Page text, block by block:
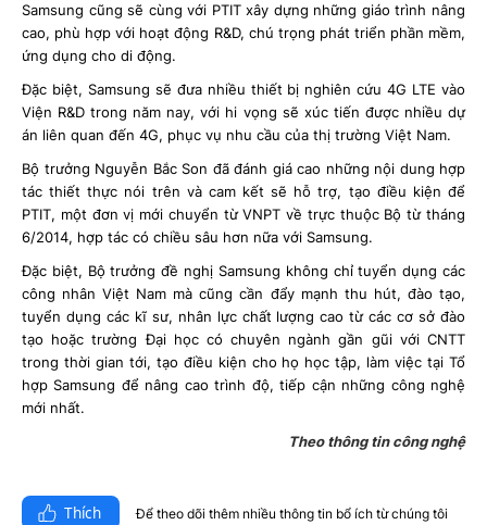
Samsung cũng sẽ cùng với PTIT xây dựng những giáo trình nâng
cao, phù hợp với hoạt động R&D, chú trọng phát triển phần mềm,
ứng dụng cho di động.
Đặc biệt, Samsung sẽ đưa nhiều thiết bị nghiên cứu 4G LTE vào
Viện R&D trong năm nay, với hi vọng sẽ xúc tiến được nhiều dự
án liên quan đến 4G, phục vụ nhu cầu của thị trường Việt Nam.
Bộ trưởng Nguyễn Bắc Son đã đánh giá cao những nội dung hợp
tác thiết thực nói trên và cam kết sẽ hỗ trợ, tạo điều kiện để
PTIT, một đơn vị mới chuyển từ VNPT về trực thuộc Bộ từ tháng
6/2014, hợp tác có chiều sâu hơn nữa với Samsung.
Đặc biệt, Bộ trưởng đề nghị Samsung không chỉ tuyển dụng các
công nhân Việt Nam mà cũng cần đẩy mạnh thu hút, đào tạo,
tuyển dụng các kĩ sư, nhân lực chất lượng cao từ các cơ sở đào
tạo hoặc trường Đại học có chuyên ngành gần gũi với CNTT
trong thời gian tới, tạo điều kiện cho họ học tập, làm việc tại Tổ
hợp Samsung để nâng cao trình độ, tiếp cận những công nghệ
mới nhất.
Theo thông tin công nghệ
Thích Để theo dõi thêm nhiều thông tin bổ ích từ chúng tôi​